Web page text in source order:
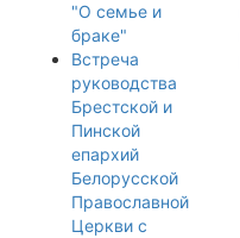
"О семье и
браке"
Встреча
руководства
Брестской и
Пинской
епархий
Белорусской
Православной
Церкви с